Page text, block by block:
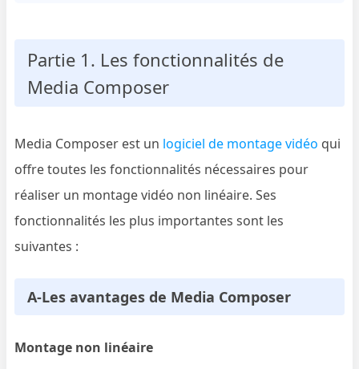
Partie 1. Les fonctionnalités de
Media Composer
Media Composer est un logiciel de montage vidéo qui
offre toutes les fonctionnalités nécessaires pour
réaliser un montage vidéo non linéaire. Ses
fonctionnalités les plus importantes sont les
suivantes :
A-Les avantages de Media Composer
Montage non linéaire